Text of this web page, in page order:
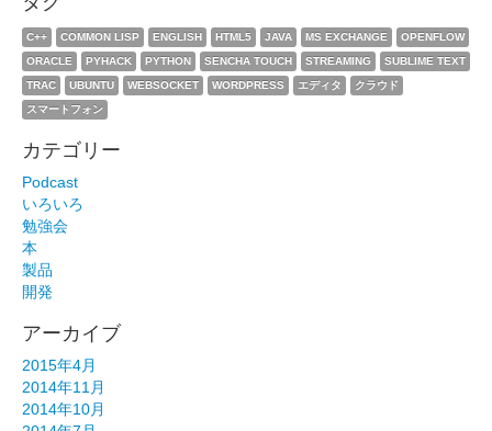
C++ COMMON LISP ENGLISH HTML5 JAVA MS EXCHANGE
OPENFLOW
ORACLE
PYHACK PYTHON SENCHA TOUCH STREAMING
SUBLIME TEXT
TRAC
UBUNTU WEBSOCKET WORDPRESS エディタ
クラウド
スマートフォン
カテゴリー
Podcast
いろいろ
勉強会
本
製品
開発
アーカイブ
2015年4月
2014年11月
2014年10月